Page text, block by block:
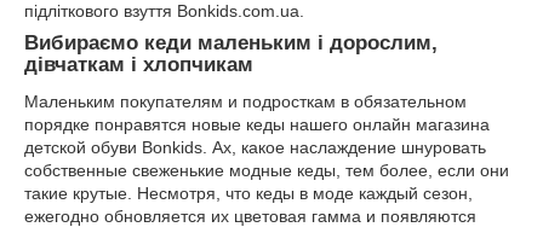
підліткового взуття Bonkids.com.ua.
Вибираємо кеди маленьким і дорослим,
дівчаткам і хлопчикам
Маленьким покупателям и подросткам в обязательном
порядке понравятся новые кеды нашего онлайн магазина
детской обуви Bonkids. Ах, какое наслаждение шнуровать
собственные свеженькие модные кеды, тем более, если они
такие крутые. Несмотря, что кеды в моде каждый сезон,
ежегодно обновляется их цветовая гамма и появляются